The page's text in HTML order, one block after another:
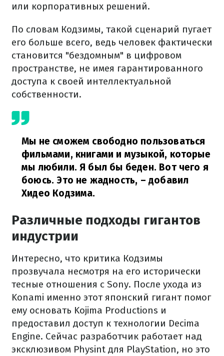
или корпоративных решений.
По словам Кодзимы, такой сценарий пугает
его больше всего, ведь человек фактически
становится "бездомным" в цифровом
пространстве, не имея гарантированного
доступа к своей интеллектуальной
собственности.
Мы не сможем свободно пользоваться
фильмами, книгами и музыкой, которые
мы любили. Я был бы беден. Вот чего я
боюсь. Это не жадность, – добавил
Хидео Кодзима.
Различные подходы гигантов
индустрии
Интересно, что критика Кодзимы
прозвучала несмотря на его исторически
тесные отношения с Sony. После ухода из
Konami именно этот японский гигант помог
ему основать Kojima Productions и
предоставил доступ к технологии Decima
Engine. Сейчас разработчик работает над
эксклюзивом Physint для PlayStation, но это